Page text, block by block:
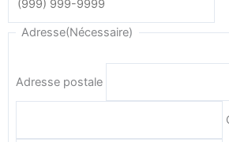
Adresse(Nécessaire)
Adresse postale